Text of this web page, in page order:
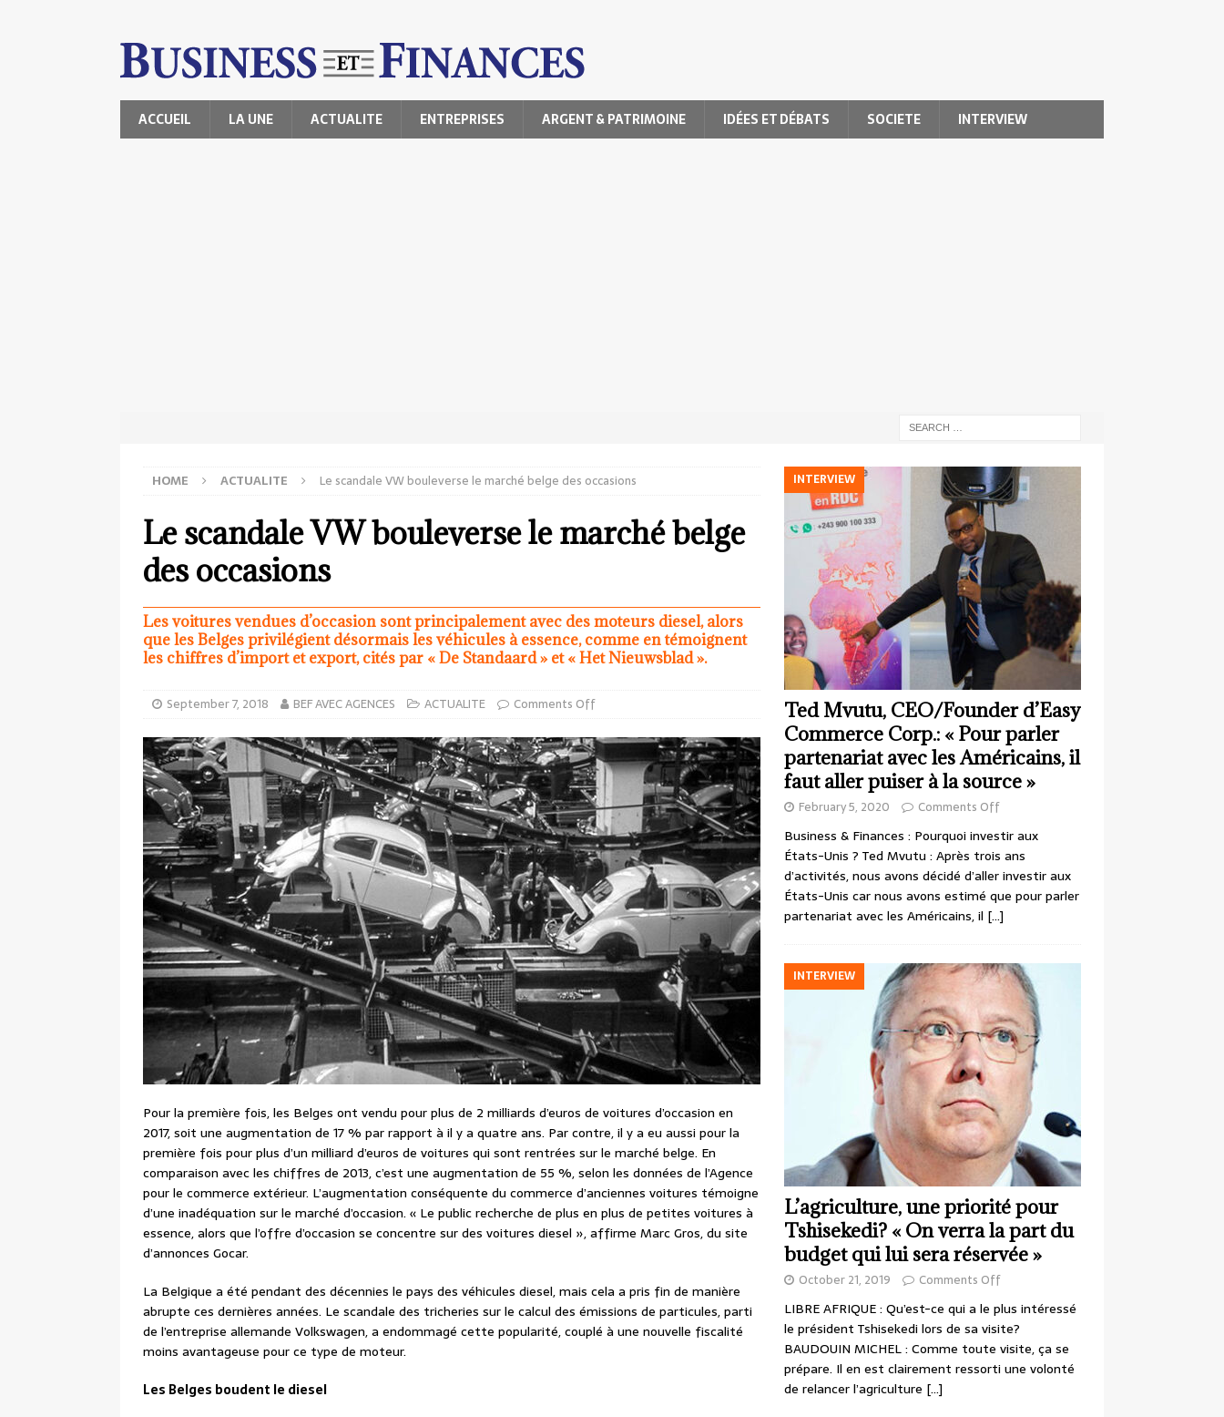
ACCUEIL LA UNE ACTUALITE ENTREPRISES ARGENT & PATRIMOINE IDÉES ET DÉBATS SOCIETE INTERVIEW
HOME ACTUALITE Le scandale VW bouleverse le marché belge des occasions
Le scandale VW bouleverse le marché belge
des occasions
Les voitures vendues d’occasion sont principalement avec des moteurs diesel, alors
que les Belges privilégient désormais les véhicules à essence, comme en témoignent
les chiffres d’import et export, cités par « De Standaard » et « Het Nieuwsblad ».
September 7, 2018 BEF AVEC AGENCES ACTUALITE Comments Off
Pour la première fois, les Belges ont vendu pour plus de 2 milliards d’euros de voitures d’occasion en
2017, soit une augmentation de 17 % par rapport à il y a quatre ans. Par contre, il y a eu aussi pour la
première fois pour plus d’un milliard d’euros de voitures qui sont rentrées sur le marché belge. En
comparaison avec les chiffres de 2013, c’est une augmentation de 55 %, selon les données de l’Agence
pour le commerce extérieur. L’augmentation conséquente du commerce d’anciennes voitures témoigne
d’une inadéquation sur le marché d’occasion. « Le public recherche de plus en plus de petites voitures à
essence, alors que l’offre d’occasion se concentre sur des voitures diesel », affirme Marc Gros, du site
d’annonces Gocar.
La Belgique a été pendant des décennies le pays des véhicules diesel, mais cela a pris fin de manière
abrupte ces dernières années. Le scandale des tricheries sur le calcul des émissions de particules, parti
de l’entreprise allemande Volkswagen, a endommagé cette popularité, couplé à une nouvelle fiscalité
moins avantageuse pour ce type de moteur.
Les Belges boudent le diesel
INTERVIEW
Ted Mvutu, CEO/Founder d’Easy
Commerce Corp.: « Pour parler
partenariat avec les Américains, il
faut aller puiser à la source »
February 5, 2020 Comments Off
Business & Finances : Pourquoi investir aux
États-Unis ? Ted Mvutu : Après trois ans
d’activités, nous avons décidé d’aller investir aux
États-Unis car nous avons estimé que pour parler
partenariat avec les Américains, il […]
INTERVIEW
L’agriculture, une priorité pour
Tshisekedi? « On verra la part du
budget qui lui sera réservée »
October 21, 2019 Comments Off
LIBRE AFRIQUE : Qu’est-ce qui a le plus intéressé
le président Tshisekedi lors de sa visite?
BAUDOUIN MICHEL : Comme toute visite, ça se
prépare. Il en est clairement ressorti une volonté
de relancer l’agriculture […]